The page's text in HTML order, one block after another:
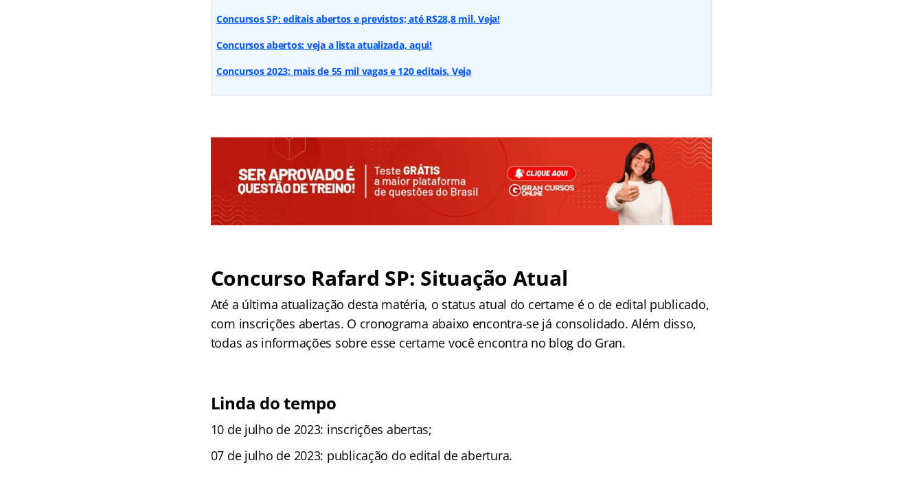
Concursos SP: editais abertos e previstos; até R$28,8 mil. Veja!
Concursos abertos: veja a lista atualizada, aqui!
Concursos 2023: mais de 55 mil vagas e 120 editais. Veja
Concurso Rafard SP: Situação Atual
Até a última atualização desta matéria, o status atual do certame é o de edital publicado,
com inscrições abertas. O cronograma abaixo encontra-se já consolidado. Além disso,
todas as informações sobre esse certame você encontra no blog do Gran.
Linda do tempo
10 de julho de 2023: inscrições abertas;
07 de julho de 2023: publicação do edital de abertura.